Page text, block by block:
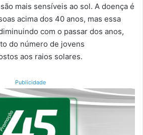
mais sensíveis ao sol. A doença é
acima dos 40 anos, mas essa
com o passar dos anos,
do número de jovens
aos raios solares.
Publicidade